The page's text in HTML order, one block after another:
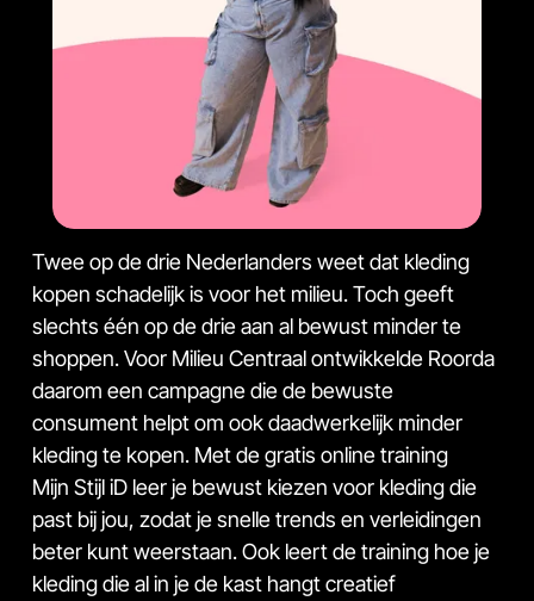
Twee op de drie Nederlanders weet dat kleding
kopen schadelijk is voor het milieu. Toch geeft
slechts één op de drie aan al bewust minder te
shoppen. Voor Milieu Centraal ontwikkelde Roorda
daarom een campagne die de bewuste
consument helpt om ook daadwerkelijk minder
kleding te kopen. Met de gratis online training
Mijn Stijl iD leer je bewust kiezen voor kleding die
past bij jou, zodat je snelle trends en verleidingen
beter kunt weerstaan. Ook leert de training hoe je
kleding die al in je de kast hangt creatief